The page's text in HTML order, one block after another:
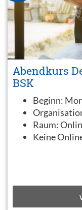
Abendkurs
BSK
Beginn:
Raum:
Keine